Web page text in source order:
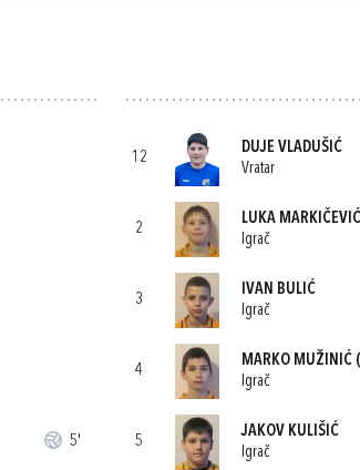
5'
12
DUJE VLADUŠIĆ
Vratar
2
LUKA MARKIČEVIĆ
Igrač
3
IVAN BULIĆ
Igrač
4
MARKO MUŽINIĆ
Igrač
5
JAKOV KULIŠIĆ
Igrač